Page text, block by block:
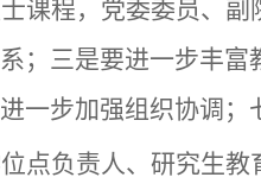
课程， 党委委员、副
；三是要进一步丰
一步加强组织协调；
点负责人、研究生教